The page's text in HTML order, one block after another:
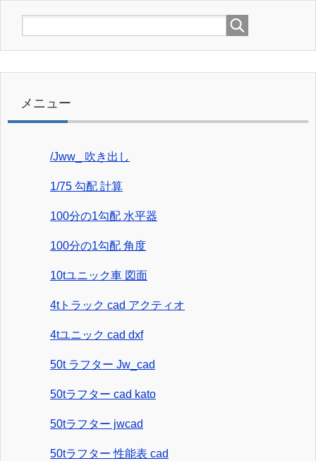
メニュー
/Jww_ 吹き出し
1/75 勾配 計算
100分の1勾配 水平器
100分の1勾配 角度
10tユニック車 図面
4tトラック cad アクティオ
4tユニック cad dxf
50t ラフター Jw_cad
50tラフター cad kato
50tラフター jwcad
50tラフター 性能表 cad